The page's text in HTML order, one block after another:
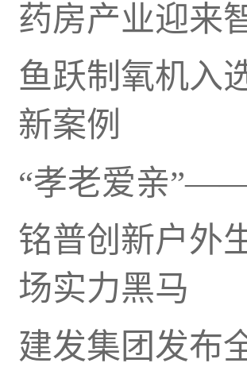
药房产业迎来
鱼跃制氧机入
新案例
“孝老爱亲
铭普创新户外
场实力黑马
建发集团发布